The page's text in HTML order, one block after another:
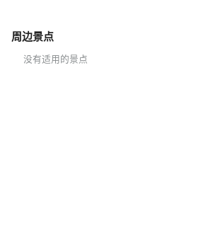
周边景点
没有适用的景点